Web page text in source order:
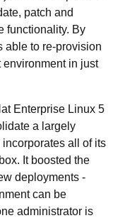
patch and
functionality. By
able to re-provision
environment in just
Enterprise Linux 5
a largely
all of its
It boosted the
deployments -
can be
administrator is